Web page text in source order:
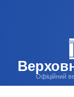
Офіційний